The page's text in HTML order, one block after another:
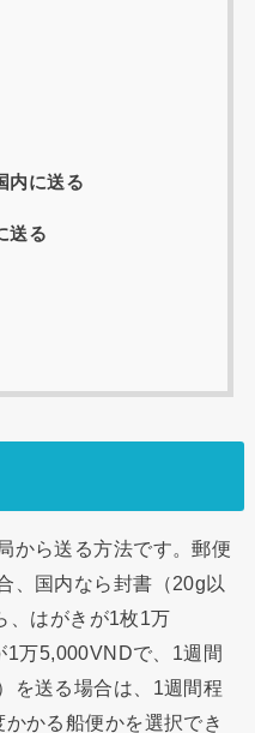
内に送る
送る
から送る方法です。郵便
、国内なら封書（20g以
、はがきが1枚1万
万5,000VNDで、1週間
を送る場合は、1週間程
かる船便かを選択でき